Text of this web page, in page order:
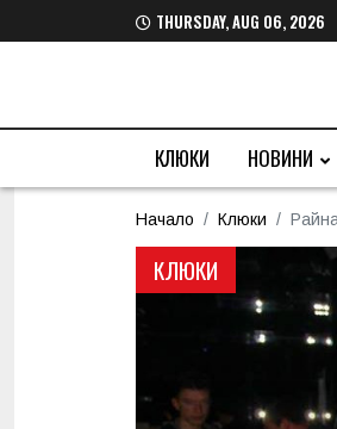
THURSDAY, AUG 06, 2026
КЛЮКИ НОВИНИ
Начало Клюки
КЛЮКИ